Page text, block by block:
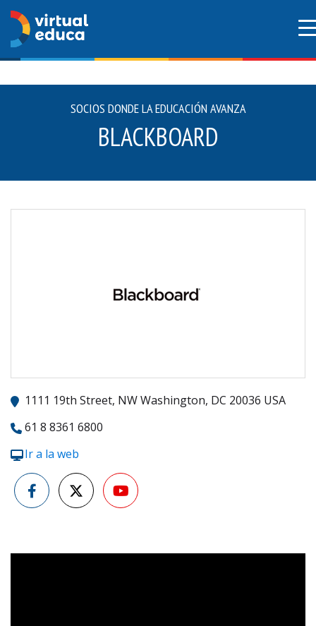
SOCIOS DONDE LA EDUCACIÓN AVANZA
BLACKBOARD
1111 19th Street, NW Washington, DC 20036 USA
61 8 8361 6800
Ir a la web